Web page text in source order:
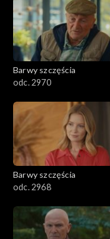
Barwy szczęścia
odc. 2970
Barwy szczęścia
odc. 2968